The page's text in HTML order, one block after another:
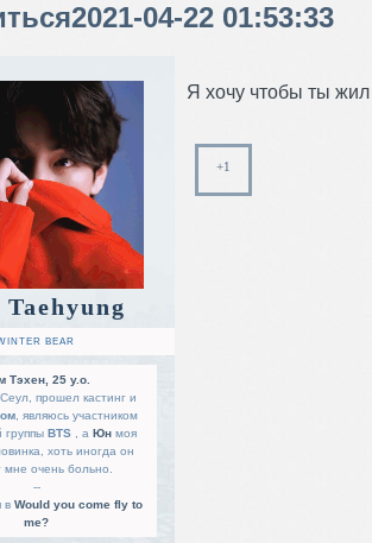
2021-04-22 01:53:33
BEAR
Тэхен, 25 y.o.
прошел кастинг и
, являюсь участником
группы BTS , а Юн моя
хоть иногда он
мне очень больно.
--
в Would you come fly to
me?
Я хочу чтобы ты
+1